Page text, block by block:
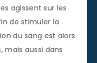
agissent sur les
de stimuler la
du sang est alors
mais aussi dans